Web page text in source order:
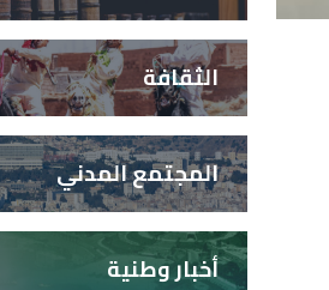
الثقافة
المجتمع المدني
أخبار وطنية